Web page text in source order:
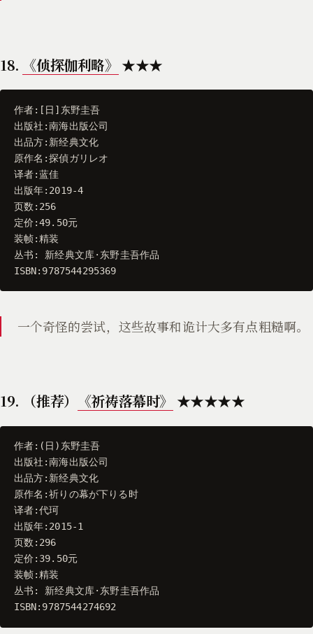
18. 《侦探伽利略》 ★★★
作者:[ 日 ] 东野圭吾
出版社 :南海出版公司
出品方: 新经典文化
原作名 :探偵ガリレオ
译者:蓝佳
出版年: 2019-4
页数 : 256
定价 :49.50元
装帧:精装
丛书 : 新经典文库· 东野圭吾作品
ISBN: 9787544295369
一个奇怪的尝试，这些故事和诡计大多有点粗糙啊。
19. （推荐） 《祈祷落幕时》 ★★★★★
作者:( 日 ) 东野圭吾
出版社 :南海出版公司
出品方: 新经典文化
原作名 :祈りの幕が下りる时
译者:代珂
出版年: 2015-1
页数 : 296
定价 : 39.50元
装帧:精装
丛书 : 新经典文库· 东野圭吾作品
ISBN: 9787544274692